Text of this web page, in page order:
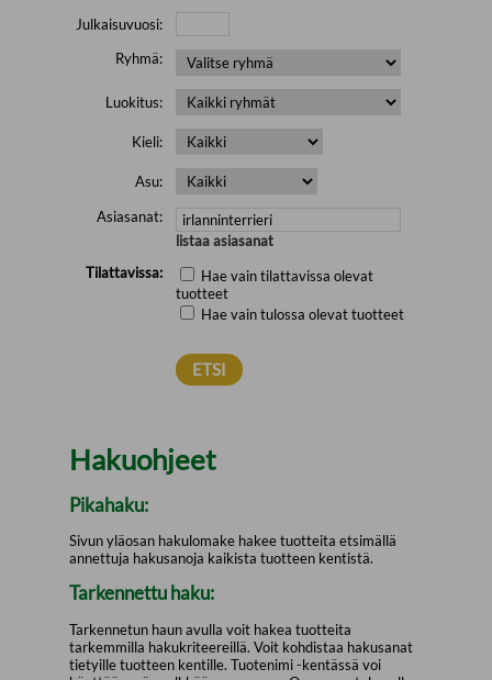
Julkaisuvuosi:
Ryhmä:
Luokitus:
Kieli:
Asu:
Asiasanat:
listaa asiasanat
Tilattavissa:
Hae vain tilattavissa olevat
tuotteet
Hae vain tulossa olevat tuotteet
Hakuohjeet
Pikahaku:
Sivun yläosan hakulomake hakee tuotteita etsimällä
annettuja hakusanoja kaikista tuotteen kentistä.
Tarkennettu haku:
Tarkennetun haun avulla voit hakea tuotteita
tarkemmilla hakukriteereillä. Voit kohdistaa hakusanat
tietyille tuotteen kentille. Tuotenimi -kentässä voi